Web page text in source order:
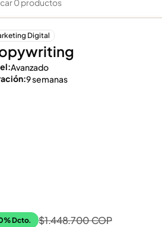
Digital
Avanzado
9 semanas
Dcto. $1.448.700 COP